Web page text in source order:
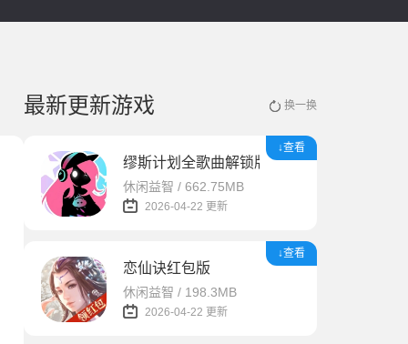
最新更新游戏 换一换
↓查看
缪斯计划全歌曲解锁版
休闲益智 / 662.75MB
2026-04-22 更新
↓查看
恋仙诀红包版
休闲益智 / 198.3MB
2026-04-22 更新